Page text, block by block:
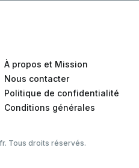
À propos et Mission
Nous contacter
Politique de confidentialité
Conditions générales
Tous droits réservés.